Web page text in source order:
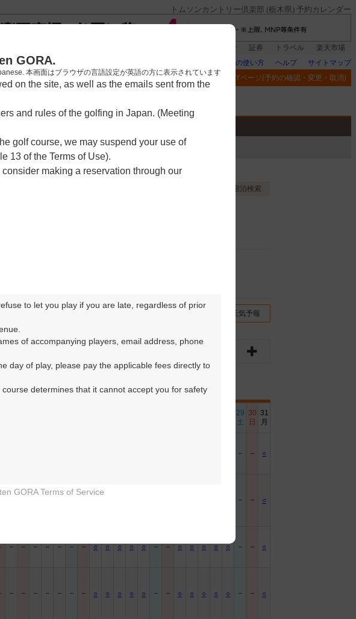
トムソンカントリー倶楽部 (栃木県) 予約カレンダー
証券 トラベル
楽天市場
楽天GORAの使い方
ヘルプ
サイトマップ
閲覧履歴
お気に入り MYページ(予約の確認・変更・取消)
宿泊検索
天気予報
1月
29
土
30
日
31
月
－ － ○
－ － ○
－ － － － － － － ○ ○ ○ ○ ○ － － ○ ○ ○ ○ ○ － － ○
－ － － － － － － ○ ○ ○ ○ ○ － － ○ ○ ○ ○ ○ － － ○
GORA.
本画面はブラウザの言語設定が英語の方に表示されています
on the site, as well as the emails sent from the
and rules of the golfing in Japan. (Meeting
golf course, we may suspend your use of
13 of the Terms of Use).
making a reservation through our
to let you play if you are late, regardless of prior
of accompanying players, email address, phone
day of play, please pay the applicable fees directly to
determines that it cannot accept you for safety
or warnings)
GORA Terms of Service